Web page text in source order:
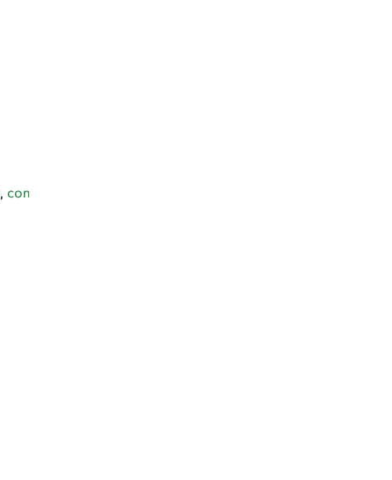
, comprobar_colision